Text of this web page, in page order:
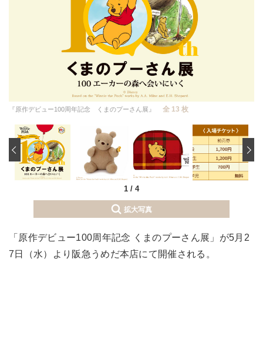
『原作デビュー100周年記念 くまのプーさん展』 全 13 枚
1 / 4
‹
拡大写真
「原作デビュー100周年記念 くまのプーさん展」が5月2
7日（水）より阪急うめだ本店にて開催される。